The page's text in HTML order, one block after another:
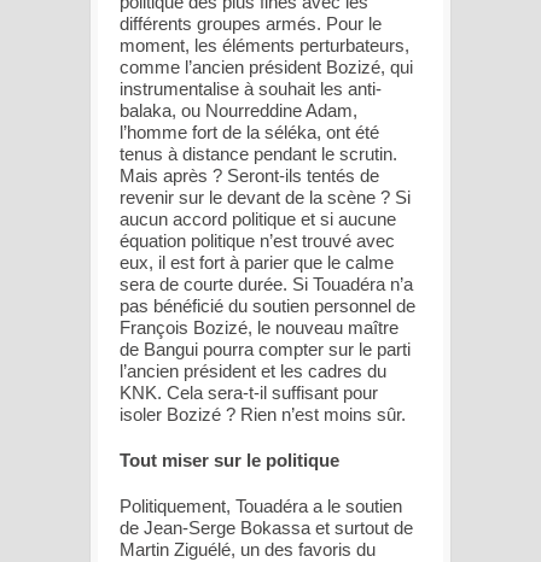
différents groupes armés. Pour le
moment, les éléments perturbateurs,
comme l’ancien président Bozizé, qui
instrumentalise à souhait les anti-
balaka, ou Nourreddine Adam,
l’homme fort de la séléka, ont été
tenus à distance pendant le scrutin.
Mais après ? Seront-ils tentés de
revenir sur le devant de la scène ? Si
aucun accord politique et si aucune
équation politique n’est trouvé avec
eux, il est fort à parier que le calme
sera de courte durée. Si Touadéra n’a
pas bénéficié du soutien personnel de
François Bozizé, le nouveau maître
de Bangui pourra compter sur le parti
l’ancien président et les cadres du
KNK. Cela sera-t-il suffisant pour
isoler Bozizé ? Rien n’est moins sûr.
Tout miser sur le politique
Politiquement, Touadéra a le soutien
de Jean-Serge Bokassa et surtout de
Martin Ziguélé, un des favoris du